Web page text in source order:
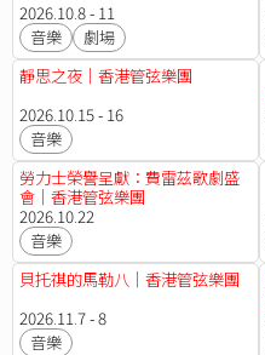
2026.10.8 - 11
音樂
劇場
靜思之夜｜香港管弦樂團
2026.10.15 - 16
音樂
勞力士榮譽呈獻：費雷茲歌劇盛
會｜香港管弦樂團
2026.10.22
音樂
貝托祺的馬勒八｜香港管弦樂團
2026.11.7 - 8
音樂